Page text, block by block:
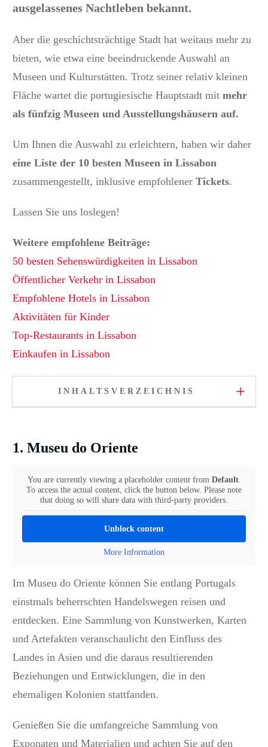
ausgelassenes Nachtleben bekannt.
Aber die geschichtsträchtige Stadt hat weitaus mehr zu
bieten, wie etwa eine beeindruckende Auswahl an
Museen und Kulturstätten. Trotz seiner relativ kleinen
Fläche wartet die portugiesische Hauptstadt mit mehr
als fünfzig Museen und Ausstellungshäusern auf.
Um Ihnen die Auswahl zu erleichtern, haben wir daher
eine Liste der 10 besten Museen in Lissabon
zusammengestellt, inklusive empfohlener Tickets.
Lassen Sie uns loslegen!
Weitere empfohlene Beiträge:
50 besten Sehenswürdigkeiten in Lissabon
Öffentlicher Verkehr in Lissabon
Empfohlene Hotels in Lissabon
Aktivitäten für Kinder
Top-Restaurants in Lissabon
Einkaufen in Lissabon
INHALTSVERZEICHNIS
1. Museu do Oriente
You are currently viewing a placeholder content from Default.
To access the actual content, click the button below. Please note
that doing so will share data with third-party providers.
Unblock content
More Information
Im Museu do Oriente können Sie entlang Portugals
einstmals beherrschten Handelswegen reisen und
entdecken. Eine Sammlung von Kunstwerken, Karten
und Artefakten veranschaulicht den Einfluss des
Landes in Asien und die daraus resultierenden
Beziehungen und Entwicklungen, die in den
ehemaligen Kolonien stattfanden.
Genießen Sie die umfangreiche Sammlung von
Exponaten und Materialien und achten Sie auf den